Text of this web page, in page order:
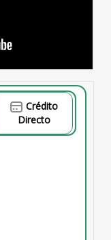
Crédito
Directo